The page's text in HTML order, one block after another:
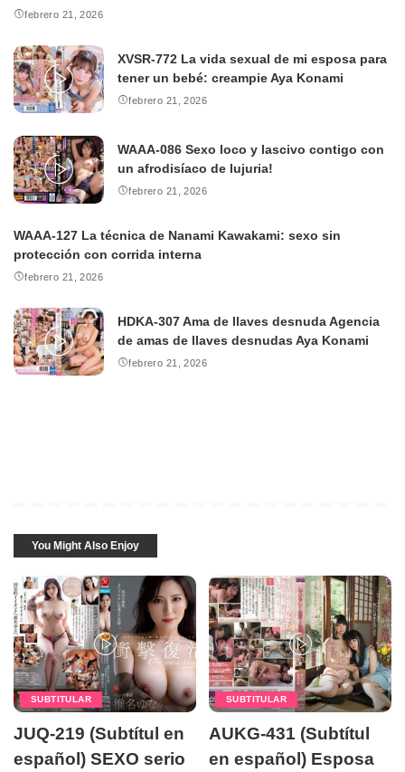
febrero 21, 2026
XVSR-772 La vida sexual de mi esposa para
tener un bebé: creampie Aya Konami
febrero 21, 2026
WAAA-086 Sexo loco y lascivo contigo con
un afrodisíaco de lujuria!
febrero 21, 2026
WAAA-127 La técnica de Nanami Kawakami: sexo sin
protección con corrida interna
febrero 21, 2026
HDKA-307 Ama de llaves desnuda Agencia
de amas de llaves desnudas Aya Konami
febrero 21, 2026
You Might Also Enjoy
SUBTITULAR
JUQ-219 (Subtítul en
español) SEXO serio
SUBTITULAR
AUKG-431 (Subtítul
en español) Esposa